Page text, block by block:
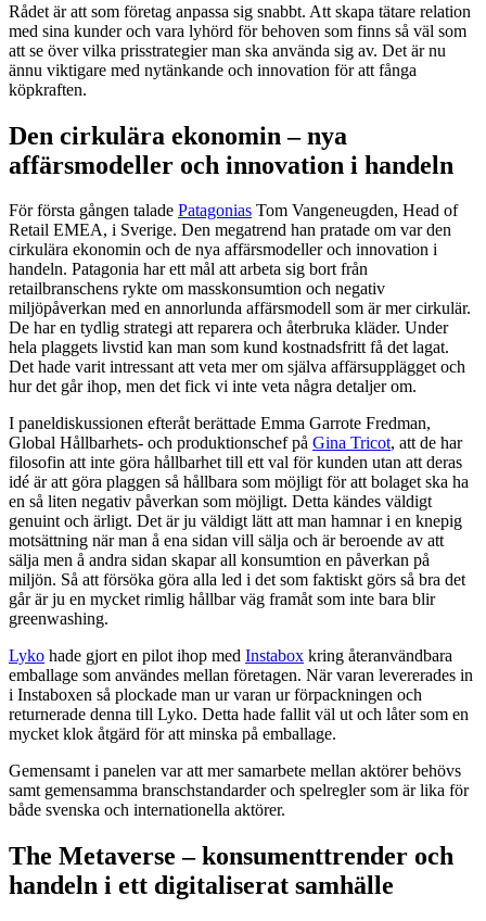
Rådet är att som företag anpassa sig snabbt. Att skapa tätare relation
med sina kunder och vara lyhörd för behoven som finns så väl som
att se över vilka prisstrategier man ska använda sig av. Det är nu
ännu viktigare med nytänkande och innovation för att fånga
köpkraften.
Den cirkulära ekonomin – nya
affärsmodeller och innovation i handeln
För första gången talade Patagonias Tom Vangeneugden, Head of
Retail EMEA, i Sverige. Den megatrend han pratade om var den
cirkulära ekonomin och de nya affärsmodeller och innovation i
handeln. Patagonia har ett mål att arbeta sig bort från
retailbranschens rykte om masskonsumtion och negativ
miljöpåverkan med en annorlunda affärsmodell som är mer cirkulär.
De har en tydlig strategi att reparera och återbruka kläder. Under
hela plaggets livstid kan man som kund kostnadsfritt få det lagat.
Det hade varit intressant att veta mer om själva affärsupplägget och
hur det går ihop, men det fick vi inte veta några detaljer om.
I paneldiskussionen efteråt berättade Emma Garrote Fredman,
Global Hållbarhets- och produktionschef på Gina Tricot, att de har
filosofin att inte göra hållbarhet till ett val för kunden utan att deras
idé är att göra plaggen så hållbara som möjligt för att bolaget ska ha
en så liten negativ påverkan som möjligt. Detta kändes väldigt
genuint och ärligt. Det är ju väldigt lätt att man hamnar i en knepig
motsättning när man å ena sidan vill sälja och är beroende av att
sälja men å andra sidan skapar all konsumtion en påverkan på
miljön. Så att försöka göra alla led i det som faktiskt görs så bra det
går är ju en mycket rimlig hållbar väg framåt som inte bara blir
greenwashing.
Lyko hade gjort en pilot ihop med Instabox kring återanvändbara
emballage som användes mellan företagen. När varan levererades in
i Instaboxen så plockade man ur varan ur förpackningen och
returnerade denna till Lyko. Detta hade fallit väl ut och låter som en
mycket klok åtgärd för att minska på emballage.
Gemensamt i panelen var att mer samarbete mellan aktörer behövs
samt gemensamma branschstandarder och spelregler som är lika för
både svenska och internationella aktörer.
The Metaverse – konsumenttrender och
handeln i ett digitaliserat samhälle​